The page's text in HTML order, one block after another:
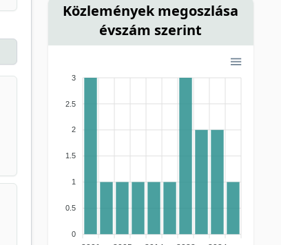
Közlemények megoszlása
évszám szerint
3
2.5
2
1.5
1
0.5
0